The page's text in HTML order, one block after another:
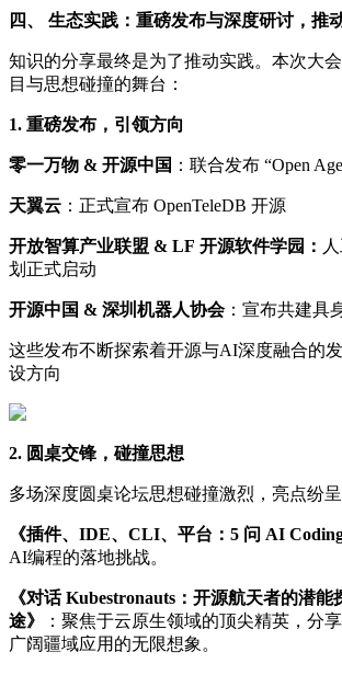
四、 生态实践：重磅发布与深度研讨，推
知识的分享最终是为了推动实践。本次大
目与思想碰撞的舞台：
1. 重磅发布，引领方向
零一万物 & 开源中国 ：联合发布 “Open
天翼云 ：正式宣布 OpenTeleDB 开源
开放智算产业联盟 & LF 开源软件学园：
划正式启动
开源中国 & 深圳机器人协会：宣布共建具
这些发布不断探索着开源与AI深度融合的
设方向
2. 圆桌交锋，碰撞思想
多场深度圆桌论坛思想碰撞激烈，亮点纷呈
《插件、 IDE、 CLI、 平台 ： 5 问 AI
AI编程的落地挑战。
《对话Kubestronauts ：开源航天者的潜能
途》
：聚焦于云原生领域的顶尖精英，分
广阔疆域应用的无限想象。